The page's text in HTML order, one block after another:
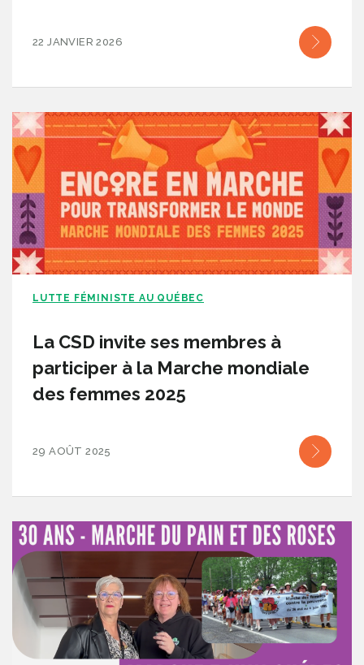
22 JANVIER 2026
LUTTE FÉMINISTE AU QUÉBEC
La CSD invite ses membres à
participer à la Marche mondiale
des femmes 2025
29 AOÛT 2025